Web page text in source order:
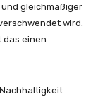
gleichmäßiger
wird.
das einen